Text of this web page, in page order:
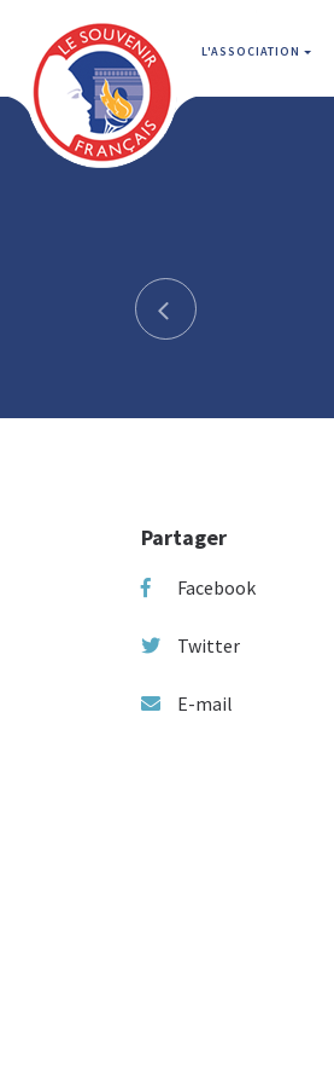
L'ASSOCIATION
Partager
Facebook
Twitter
E-mail